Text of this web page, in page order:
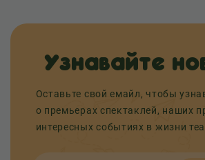
Узнавайте
Оставьте свой емайл, чтобы
о премьерах спектаклей, наших
интересных событиях в жизни